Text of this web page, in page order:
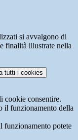
si avvalgono di
finalità illustrate nella
tutti i cookies
cookie consentire.
il funzionamento della
funzionamento potete